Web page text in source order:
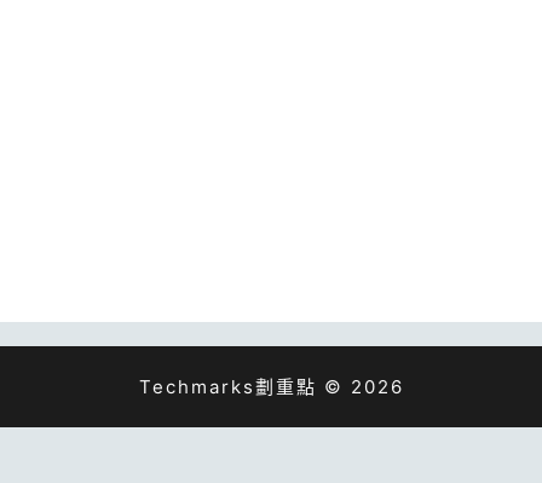
Techmarks劃重點 © 2026